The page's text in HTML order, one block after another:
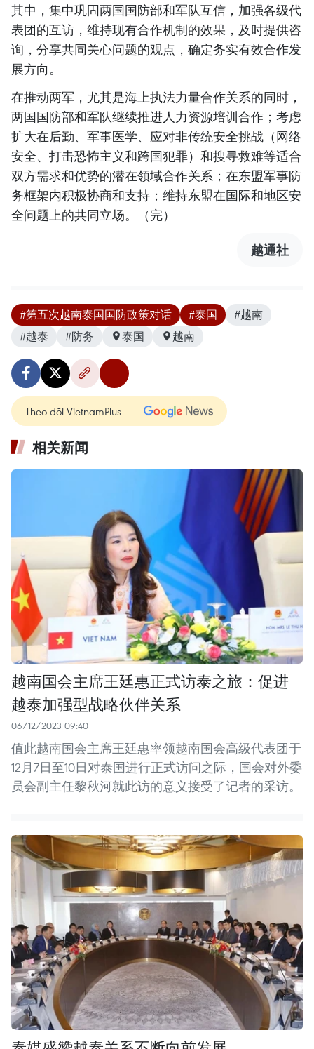
其中，集中巩固两国国防部和军队互信，加强各级代
表团的互访，维持现有合作机制的效果，及时提供咨
询，分享共同关心问题的观点，确定务实有效合作发
展方向。
在推动两军，尤其是海上执法力量合作关系的同时，
两国国防部和军队继续推进人力资源培训合作；考虑
扩大在后勤、军事医学、应对非传统安全挑战（网络
安全、打击恐怖主义和跨国犯罪）和搜寻救难等适合
双方需求和优势的潜在领域合作关系；在东盟军事防
务框架内积极协商和支持；维持东盟在国际和地区安
全问题上的共同立场。（完）
越通社
#第五次越南泰国国防政策对话 #泰国
#越南
#越泰
#防务 泰国 越南
Theo dõi VietnamPlus
相关新闻
越南国会主席王廷惠正式访泰之旅：促进
越泰加强型战略伙伴关系
06/12/2023 09:40
值此越南国会主席王廷惠率领越南国会高级代表团于
12月7日至10日对泰国进行正式访问之际，国会对外委
员会副主任黎秋河就此访的意义接受了记者的采访。